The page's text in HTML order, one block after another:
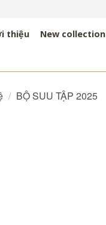
thiệu New collection
/ BỘ SUU TẬP 2025